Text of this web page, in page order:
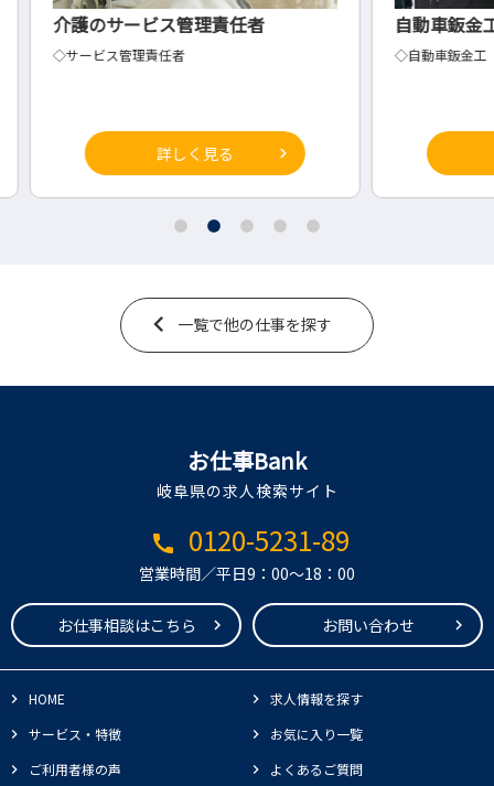
自動車鈑金工
◇自動車鈑金工
詳しく見る
電気
システ
一覧で他の仕事を探す
お仕事Bank
岐阜県の求人検索サイト
call 0120-5231-89
営業時間／平日9：00～18：00
お仕事相談はこちら お問い合わせ
HOME
求人情報を探す
サービス・特徴
お気に入り一覧
ご利用者様の声
よくあるご質問